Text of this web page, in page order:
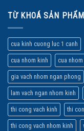
TỪ KHOÁ SẢN PHẨM
cua kinh cuong luc 1 canh
cua nhom kinh cua
gia vach nhom ngan phong
lam vach ngan nhom kinh
thi cong vach kinh thi
thi cong vach nhom kinh